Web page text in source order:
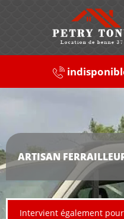
ARTISAN
Intervient également